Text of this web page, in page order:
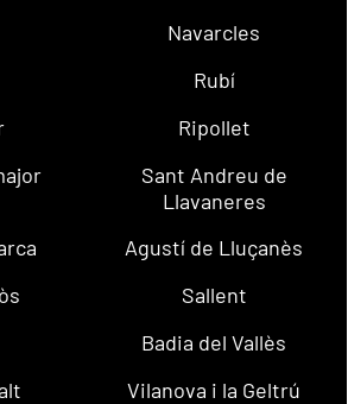
Navarcles
Rubí
Ripollet
Sant Andreu de
Llavaneres
Agustí de Lluçanès
Sallent
Badia del Vallès
Vilanova i la Geltrú